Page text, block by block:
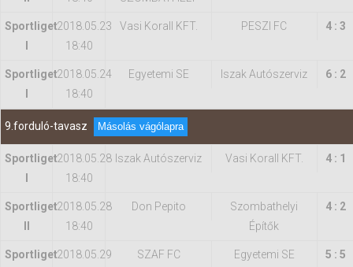
Sportliget2018.05.23
18:40
Vasi Korall KFT. PESZI FC 4 : 3
Sportliget2018.05.24
18:40
Egyetemi SE Iszak Autószerviz 6 : 2
9.forduló-tavasz Másolás vágólapra
Sportliget2018.05.28
18:40
Iszak Autószerviz Vasi Korall KFT. 4 : 1
Sportliget2018.05.28
18:40
Don Pepito
Szombathelyi
Építők
4 : 2
Sportliget2018.05.29
SZAF FC Egyetemi SE 5 : 5